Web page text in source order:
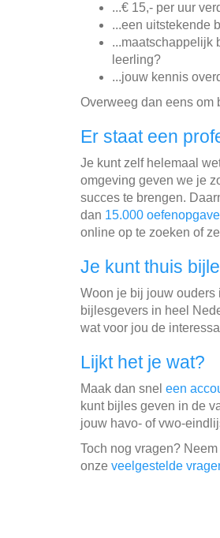
...€ 15,- per uur
...een uitstekende
...maatschappelijk
leerling?
...jouw kennis
Overweeg dan eens om
Er staat een
Je kunt zelf helemaal
omgeving geven we je
succes te brengen.
dan 15.000
online op te zoeken of
Je kunt thuis
Woon je bij jouw ouders
bijlesgevers in heel
wat voor jou de
Lijkt het je wat?
Maak dan snel een
kunt bijles geven in de
jouw havo- of vwo-
Toch nog vragen? Neem
onze veelgestelde